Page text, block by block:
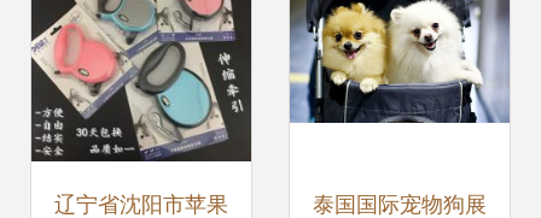
辽宁省沈阳市苹果 泰国国际宠物狗展